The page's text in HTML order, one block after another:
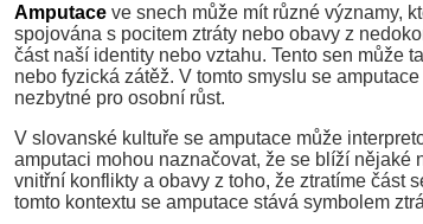
Amputace ve snech může mít různé významy,
spojována s pocitem ztráty nebo obavy z
část naší identity nebo vztahu. Tento sen může
nebo fyzická zátěž. V tomto smyslu se
nezbytné pro osobní růst.
V slovanské kultuře se amputace může
amputaci mohou naznačovat, že se blíží nějaké
vnitřní konflikty a obavy z toho, že ztratíme část
tomto kontextu se amputace stává symbolem